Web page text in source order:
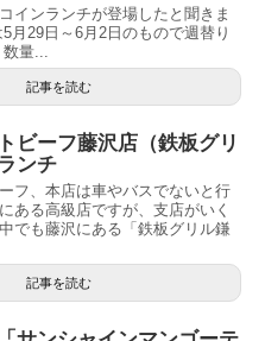
インランチが登場したと聞きま
月29日～6月2日のもので週替り
量...
記事を読む
ビーフ藤沢店（鉄板グリ
ンチ
フ、本店は車やバスでないと行
ある高級店ですが、支店がいく
でも藤沢にある「鉄板グリル鎌
記事を読む